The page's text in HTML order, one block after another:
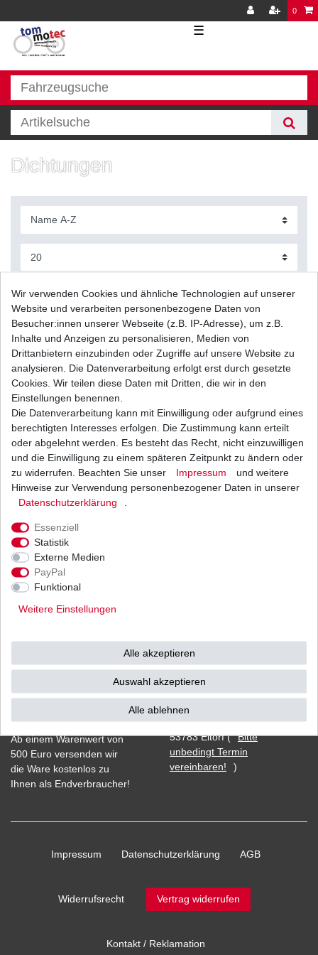
0
☰
Dichtungen
Dichtung Kupplungsdeckel Suzuki Diverse
Modelle 1985 - 2006
UVP 10,99 € 9,98 € *
1 Stück
Dichtung Lichtmaschine Suzuki GSF 600
Bandit GN77B A8 1995 - 2004
UVP 8,97 €
Ab einem Warenwert von
500 Euro versenden wir
die Ware kostenlos zu
Ihnen als Endverbraucher!
Vorkasse
Barzahlung bei Abholung in
53783 Eitorf (
Bitte
unbedingt Termin
vereinbaren!
)
Impressum Daten­schutz­erklärung AGB
Widerrufs­recht Vertrag widerrufen
Kontakt / Reklamation
Wir verwenden Cookies und ähnliche Technologien auf unserer
Website und verarbeiten personenbezogene Daten von
Besucher:innen unserer Webseite (z.B. IP-Adresse), um z.B.
Inhalte und Anzeigen zu personalisieren, Medien von
Drittanbietern einzubinden oder Zugriffe auf unsere Website zu
analysieren. Die Datenverarbeitung erfolgt erst durch gesetzte
Cookies. Wir teilen diese Daten mit Dritten, die wir in den
Einstellungen benennen.
Die Datenverarbeitung kann mit Einwilligung oder aufgrund eines
berechtigten Interesses erfolgen. Die Zustimmung kann erteilt
oder abgelehnt werden. Es besteht das Recht, nicht einzuwilligen
und die Einwilligung zu einem späteren Zeitpunkt zu ändern oder
zu widerrufen. Beachten Sie unser
Impressum
und weitere
Hinweise zur Verwendung personenbezogener Daten in unserer
Daten­schutz­erklärung
Essenziell
Statistik
Externe Medien
PayPal
Funktional
Weitere Einstellungen
Alle akzeptieren
Auswahl akzeptieren
Alle ablehnen